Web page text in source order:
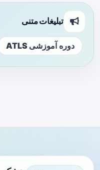
تبلیغات متنی
دوره آموزشی ATLS